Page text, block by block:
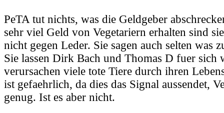
PeTA tut nichts, was die Geldgeber
sehr viel Geld von Vegetariern erhalten sind
nicht gegen Leder. Sie sagen auch selten was
Sie lassen Dirk Bach und Thomas D fuer sich
verursachen viele tote Tiere durch ihren
ist gefaehrlich, da dies das Signal aussendet,
genug. Ist es aber nicht.